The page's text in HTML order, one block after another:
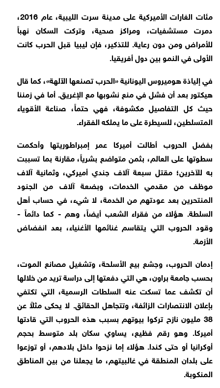
مئات الغارات الأميركية على مدينة سرت الليبية، عام 2016،
دمرت مستشفيات، ومراكز صحية، وتركت السكان نهباً
للأمراض ومن دون رعاية. للتذكير، فإن ليبيا قبل الحرب كانت
الأولى في النمو بين دول أفريقيا.
في إلياذة هوميروس اليونانية «الحرب تصنعها الآلهة»، كما قال
هيكتور بعد أن فشل في منع نشوبها مع الإغريق. أما في زمننا
حيث كل التفاصيل مكشوفة، فهي حتماً، صناعة الأقوياء
المتسلطين، للسيطرة على ما يملكه الفقراء.
بفضل الحروب أطالت أميركا عمر إمبراطوريتها وأحكمت
سطوتها على العالم، بثمن متواضع بشرياً، مقارنة بما تسببت
به للآخرين؛ مقتل سبعة آلاف جندي أميركي، وثمانية آلاف
موظف من مقدمي الخدمات، وبضعة آلاف من الجنود
المنتحرين بعد عودتهم من الخدمة، لا شيء، في حساب أهل
السلطة. هؤلاء من فقراء الشعب أيضاً، وهم - كما دائماً -
وقود الحروب التي يتقاسم غنائمها الأغنياء، بعد انفضاض
الأزمة.
إدمان الحروب، وجشع بيع الأسلحة، وتشغيل مصانع الموت،
بحسب جامعة براون، هي التي دفعتها إلى دراسة تريد من خلالها
أن تكشف عما تسكت عنه السلطات الرسمية، التي تكتفي
بإعلان الانتصارات الزائفة، وتتجاهل الحقائق. لا يحكى مثلاً عن
38 مليون نازح تركوا بيوتهم بسبب هذه الحروب التي قادتها
أميركا. وهو رقم فظيع، يساوي سكان بلد متوسط بحجم
أوكرانيا أو حتى كندا. هؤلاء إما نزحوا داخل بلادهم، أو توزعوا
على بلدان المنطقة في غالبيتهم، ما يجعلنا من بين المناطق
المنكوبة.